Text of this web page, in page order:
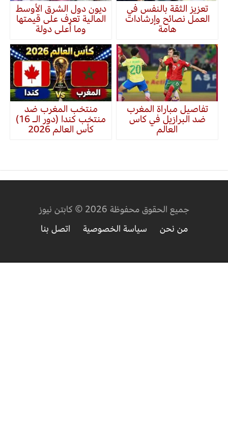
تعزيز الثقة بالنفس في
العمل نصائح وإرشادات
هامة
ديون دول الشرق الأوسط
المالية تعرف على قيمتها
وما أعلى دولة
تفاصيل مباراة المغرب
ضد البرازيل في كاس
العالم
منتخب المغرب ضد
منتخب كندا (دور الـ 16)
كأس العالم 2026
جميع الحقوق محفوظة 2026 © كابتن نيوز
من نحن
سياسة الخصوصية اتصل بنا